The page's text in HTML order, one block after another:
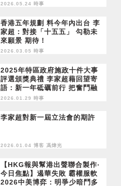
2026.05.24 時事
香港五年規劃 料今年內出台 李
家超：對接「十五五」 勾勒未
來願景 期待！
2026.03.05 時事
2025年特區政府施政十件大事
評選頒獎典禮 李家超藉回望寄
語：新一年砥礪前行 把奮鬥融
入日常工作 同心奮鬥！
2026.01.29 時事
李家超對新一屆立法會的期許
2026.01.04 博客 馮煒光
【HKG報與幫港出聲聯合製作‧
今日焦點】遏華失敗 霸權服軟
2026中美博弈：明爭少暗鬥多